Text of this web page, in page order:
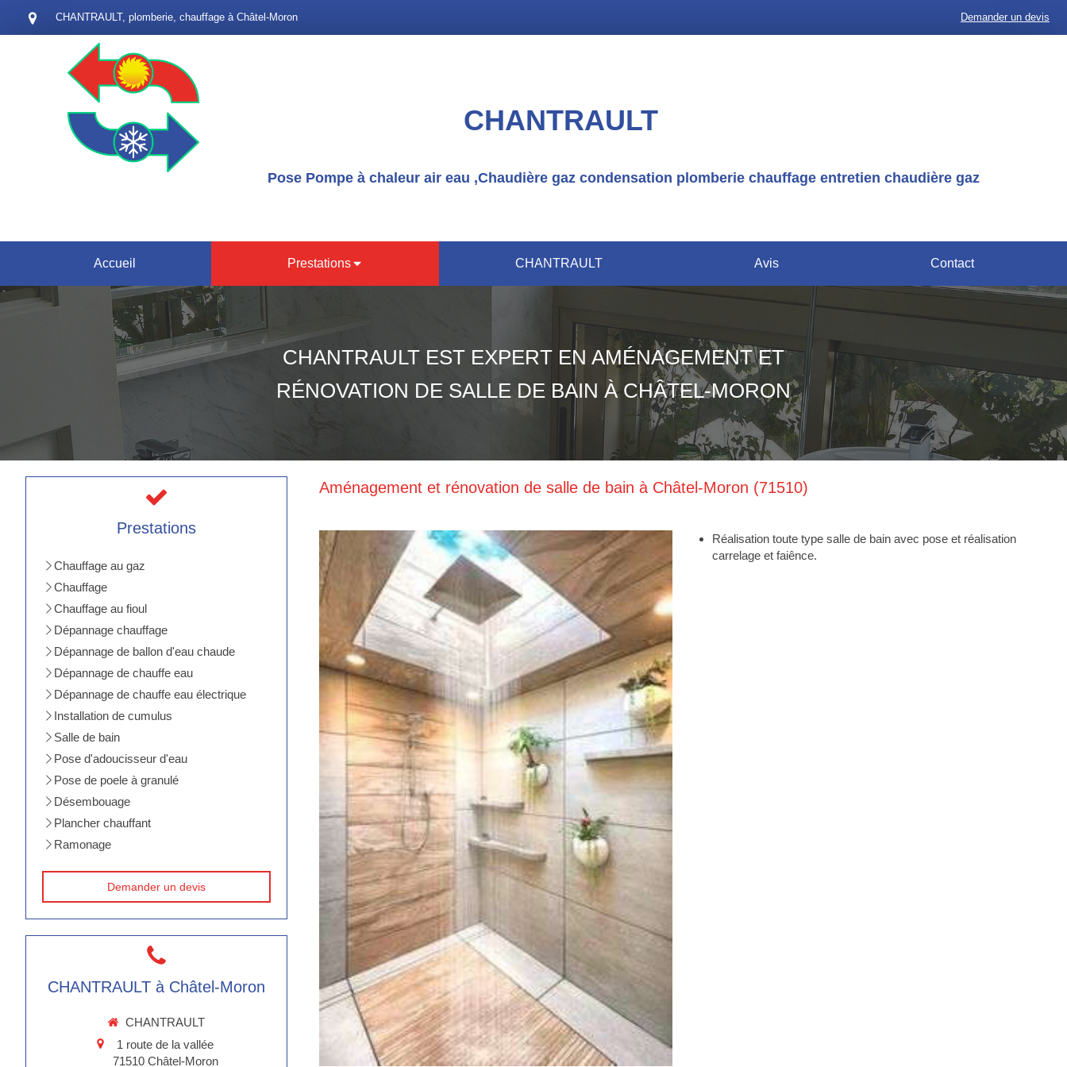
CHANTRAULT, plomberie, chauffage à Châtel-Moron Demander un devis
CHANTRAULT
Pose Pompe à chaleur air eau ,Chaudière gaz condensation plomberie chauffage entretien chaudière gaz
Accueil Prestations CHANTRAULT Avis Contact
CHANTRAULT EST EXPERT EN AMÉNAGEMENT ET
RÉNOVATION DE SALLE DE BAIN À CHÂTEL-MORON
Aménagement et rénovation de salle de bain à Châtel-Moron (71510)
Réalisation toute type salle de bain avec pose et réalisation
carrelage et faiênce.
Prestations
Chauffage au gaz
Chauffage
Chauffage au fioul
Dépannage chauffage
Dépannage de ballon d'eau chaude
Dépannage de chauffe eau
Dépannage de chauffe eau électrique
Installation de cumulus
Salle de bain
Pose d'adoucisseur d'eau
Pose de poele à granulé
Désembouage
Plancher chauffant
Ramonage
Demander un devis
CHANTRAULT à Châtel-Moron
CHANTRAULT
1 route de la vallée
71510 Châtel-Moron